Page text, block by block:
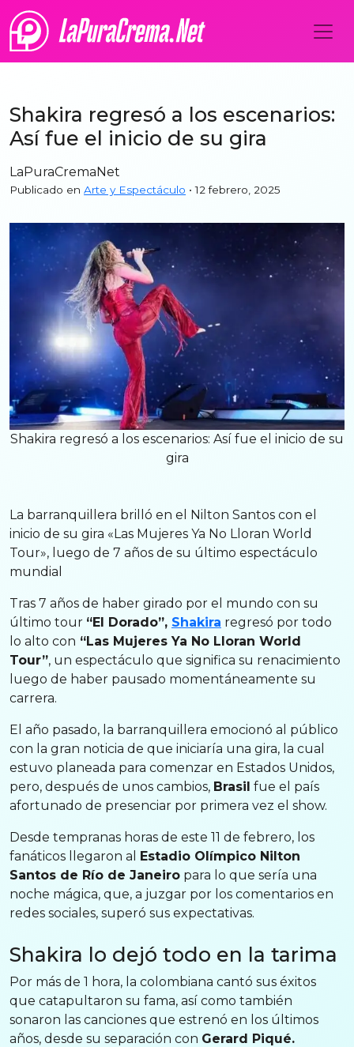
Shakira regresó a los escenarios:
Así fue el inicio de su gira
LaPuraCremaNet
Publicado en Arte y Espectáculo • 12 febrero, 2025
Shakira regresó a los escenarios: Así fue el inicio de su
gira
La barranquillera brilló en el Nilton Santos con el
inicio de su gira «Las Mujeres Ya No Lloran World
Tour», luego de 7 años de su último espectáculo
mundial
Tras 7 años de haber girado por el mundo con su
último tour “El Dorado”, Shakira regresó por todo
lo alto con “Las Mujeres Ya No Lloran World
Tour”, un espectáculo que significa su renacimiento
luego de haber pausado momentáneamente su
carrera.
El año pasado, la barranquillera emocionó al público
con la gran noticia de que iniciaría una gira, la cual
estuvo planeada para comenzar en Estados Unidos,
pero, después de unos cambios, Brasil fue el país
afortunado de presenciar por primera vez el show.
Desde tempranas horas de este 11 de febrero, los
fanáticos llegaron al Estadio Olímpico Nilton
Santos de Río de Janeiro para lo que sería una
noche mágica, que, a juzgar por los comentarios en
redes sociales, superó sus expectativas.
Shakira lo dejó todo en la tarima
Por más de 1 hora, la colombiana cantó sus éxitos
que catapultaron su fama, así como también
sonaron las canciones que estrenó en los últimos
años, desde su separación con Gerard Piqué.